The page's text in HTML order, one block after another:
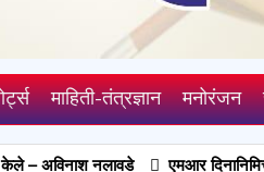
माहिती-तंत्रज्ञान मनोरंजन
नलावडे
एमआर दिनानिमित्त